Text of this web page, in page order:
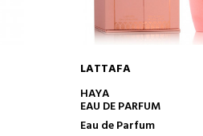
LATTAFA
HAYA
EAU DE PARFUM
Eau de Parfum